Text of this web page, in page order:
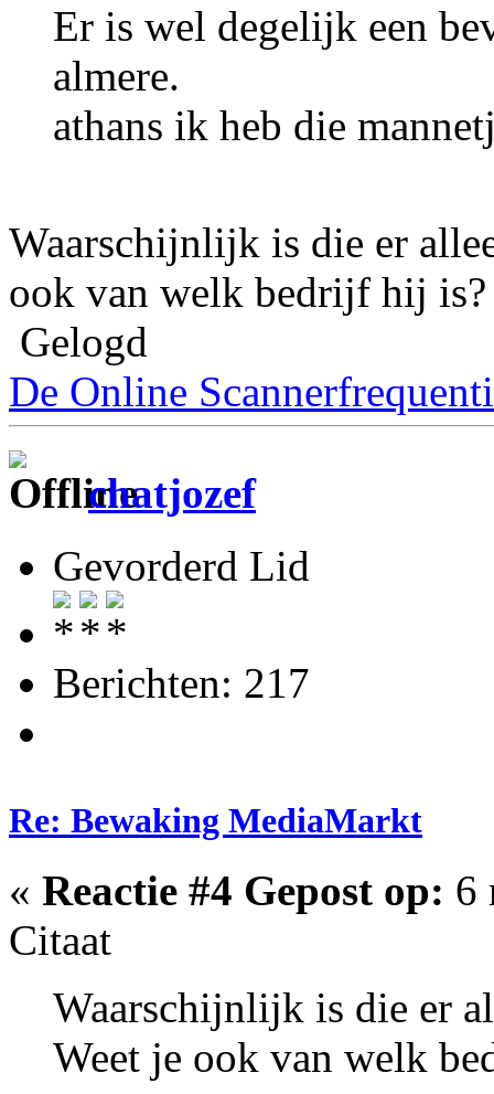
Er is wel degelijk een
almere.
athans ik heb die
Waarschijnlijk is die er
ook van welk bedrijf hij is?
Gelogd
De Online
chatjozef
Gevorderd Lid
Berichten: 217
Re: Bewaking MediaMarkt
« Reactie #4 Gepost op: 6
Citaat
Waarschijnlijk is die er
Weet je ook van welk